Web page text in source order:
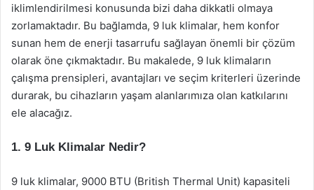
iklimlendirilmesi konusunda bizi daha dikkatli olmaya
zorlamaktadır. Bu bağlamda, 9 luk klimalar, hem konfor
sunan hem de enerji tasarrufu sağlayan önemli bir çözüm
olarak öne çıkmaktadır. Bu makalede, 9 luk klimaların
çalışma prensipleri, avantajları ve seçim kriterleri üzerinde
durarak, bu cihazların yaşam alanlarımıza olan katkılarını
ele alacağız.
1. 9 Luk Klimalar Nedir?
9 luk klimalar, 9000 BTU (British Thermal Unit) kapasiteli